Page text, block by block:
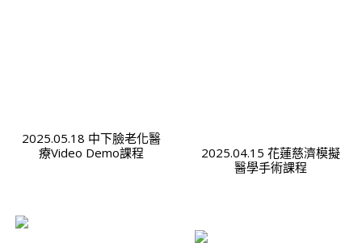
2025.05.18 中下臉老化醫
療Video Demo課程
2025.04.15 花蓮慈濟模擬
醫學手術課程